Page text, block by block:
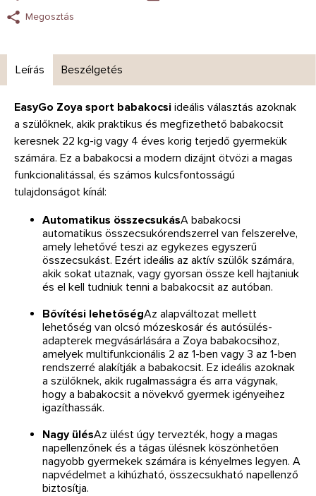
Megosztás
Leírás Beszélgetés
EasyGo Zoya sport babakocsi ideális választás azoknak
a szülőknek, akik praktikus és megfizethető babakocsit
keresnek 22 kg-ig vagy 4 éves korig terjedő gyermekük
számára. Ez a babakocsi a modern dizájnt ötvözi a magas
funkcionalitással, és számos kulcsfontosságú
tulajdonságot kínál:
Automatikus összecsukásA babakocsi
automatikus összecsukórendszerrel van felszerelve,
amely lehetővé teszi az egykezes egyszerű
összecsukást. Ezért ideális az aktív szülők számára,
akik sokat utaznak, vagy gyorsan össze kell hajtaniuk
és el kell tudniuk tenni a babakocsit az autóban.
Bővítési lehetőségAz alapváltozat mellett
lehetőség van olcsó mózeskosár és autósülés-
adapterek megvásárlására a Zoya babakocsihoz,
amelyek multifunkcionális 2 az 1-ben vagy 3 az 1-ben
rendszerré alakítják a babakocsit. Ez ideális azoknak
a szülőknek, akik rugalmasságra és arra vágynak,
hogy a babakocsit a növekvő gyermek igényeihez
igazíthassák.
Nagy ülésAz ülést úgy tervezték, hogy a magas
napellenzőnek és a tágas ülésnek köszönhetően
nagyobb gyermekek számára is kényelmes legyen. A
napvédelmet a kihúzható, összecsukható napellenző
biztosítja.